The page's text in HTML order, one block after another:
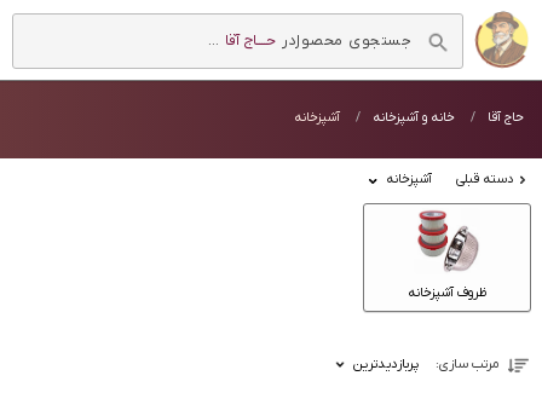
در حــــاج آقا ...
حاج آقا خانه و آشپزخانه آشپزخانه
دسته قبلی آشپزخانه
ظروف آشپزخانه
مرتب سازی: پربازدیدترین